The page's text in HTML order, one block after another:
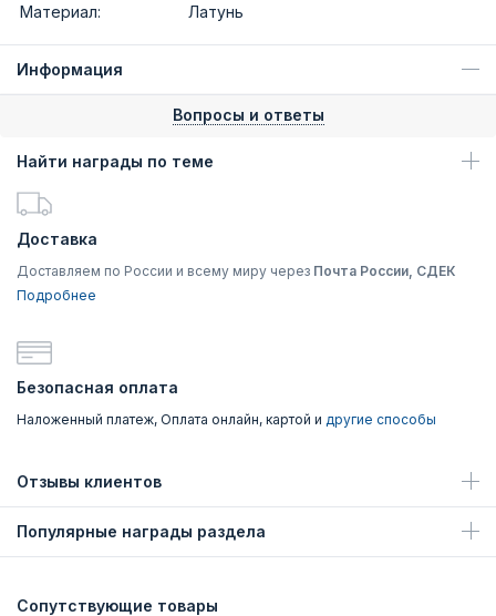
Материал:
Латунь
Информация
Вопросы и ответы
Найти награды по теме
Доставка
Доставляем по России и всему миру через Почта России, СДЕК
Подробнее
Безопасная оплата
Наложенный платеж, Оплата онлайн, картой и другие способы
Отзывы клиентов
Популярные награды раздела
Сопутствующие товары